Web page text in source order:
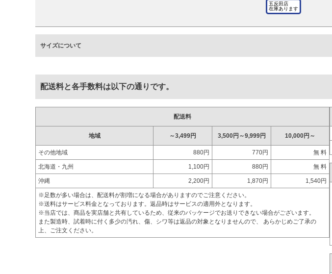
五反田店
在庫あります
サイズについて
配送料と各手数料は以下の通りです。
配送料
地域 ～3,499円 3,500円～9,999円 10,000円～
その他地域 880円 770円 無 料
北海道・九州 1,100円 880円 無 料
沖縄 2,200円 1,870円 1,540円
※足数が多い場合は、配送料が割増になる場合がありますのでご注意ください。
※送料はサービス料金となっております。返品時はサービスの適用外となります。
※当店では、商品を実店舗と共有しているため、従来のパッケージでお送りできない場合がございます。
また製造時、試着時に付く多少の汚れ、傷、シワ等は返品の対象となりませんので、 あらかじめご了承の
上、ご注文ください。